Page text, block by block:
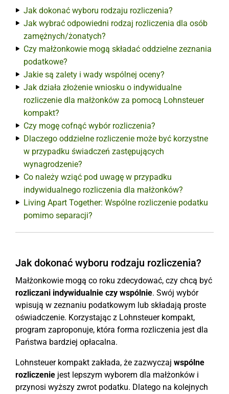
Jak dokonać wyboru rodzaju rozliczenia?
Jak wybrać odpowiedni rodzaj rozliczenia dla osób
zamężnych/żonatych?
Czy małżonkowie mogą składać oddzielne zeznania
podatkowe?
Jakie są zalety i wady wspólnej oceny?
Jak działa złożenie wniosku o indywidualne
rozliczenie dla małżonków za pomocą Lohnsteuer
kompakt?
Czy mogę cofnąć wybór rozliczenia?
Dlaczego oddzielne rozliczenie może być korzystne
w przypadku świadczeń zastępujących
wynagrodzenie?
Co należy wziąć pod uwagę w przypadku
indywidualnego rozliczenia dla małżonków?
Living Apart Together: Wspólne rozliczenie podatku
pomimo separacji?
Jak dokonać wyboru rodzaju rozliczenia?
Małżonkowie mogą co roku zdecydować, czy chcą być
rozliczani indywidualnie czy wspólnie. Swój wybór
wpisują w zeznaniu podatkowym lub składają proste
oświadczenie. Korzystając z Lohnsteuer kompakt,
program zaproponuje, która forma rozliczenia jest dla
Państwa bardziej opłacalna.
Lohnsteuer kompakt zakłada, że zazwyczaj wspólne
rozliczenie jest lepszym wyborem dla małżonków i
przynosi wyższy zwrot podatku. Dlatego na kolejnych